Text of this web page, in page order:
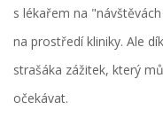
s lékařem na
na prostředí kliniky. Ale
strašáka zážitek, který
očekávat.